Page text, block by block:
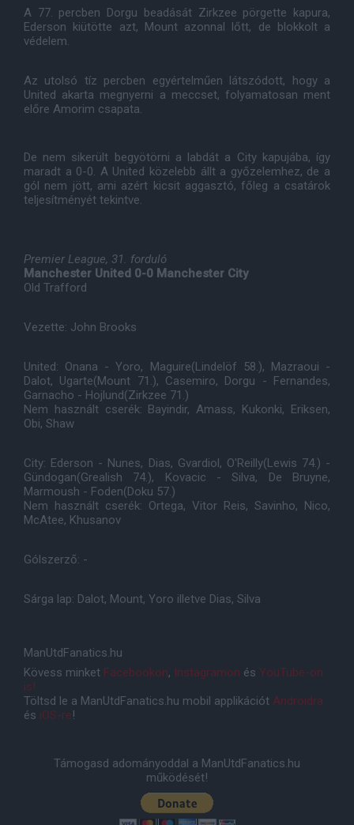
A 77. percben Dorgu beadását Zirkzee pörgette kapura,
Ederson kiütötte azt, Mount azonnal lőtt, de blokkolt a
védelem.
Az utolsó tíz percben egyértelműen látszódott, hogy a
United akarta megnyerni a meccset, folyamatosan ment
előre Amorim csapata.
De nem sikerült begyötörni a labdát a City kapujába, így
maradt a 0-0. A United közelebb állt a győzelemhez, de a
gól nem jött, ami azért kicsit aggasztó, főleg a csatárok
teljesítményét tekintve.
Premier League, 31. forduló
Manchester United 0-0 Manchester City
Old Trafford
Vezette: John Brooks
United: Onana - Yoro, Maguire(Lindelöf 58.), Mazraoui -
Dalot, Ugarte(Mount 71.), Casemiro, Dorgu - Fernandes,
Garnacho - Hojlund(Zirkzee 71.)
Nem használt cserék: Bayindir, Amass, Kukonki, Eriksen,
Obi, Shaw
City: Ederson - Nunes, Dias, Gvardiol, O'Reilly(Lewis 74.) -
Gündogan(Grealish 74.), Kovacic - Silva, De Bruyne,
Marmoush - Foden(Doku 57.)
Nem használt cserék: Ortega, Vitor Reis, Savinho, Nico,
McAtee, Khusanov
Gólszerző: -
Sárga lap: Dalot, Mount, Yoro illetve Dias, Silva
ManUtdFanatics.hu
Kövess minket Facebookon, Instagramon és YouTube-on
is!
Töltsd le a ManUtdFanatics.hu mobil applikációt Androidra
és iOS-re!
Támogasd adományoddal a ManUtdFanatics.hu
működését!